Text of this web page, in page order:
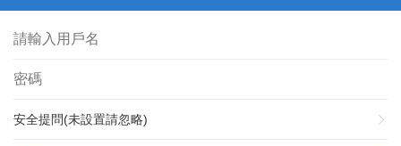
安全提問(未設置請忽略)